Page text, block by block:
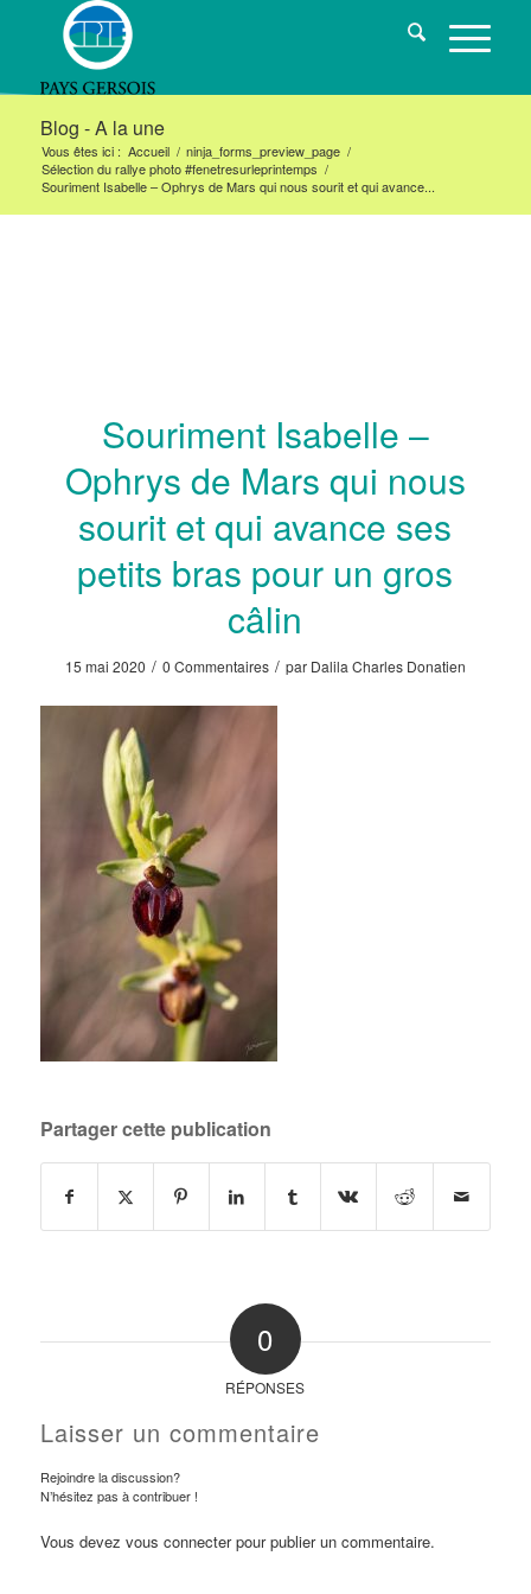
Blog - A la une
Vous êtes ici : Accueil / ninja_forms_preview_page /
Sélection du rallye photo #fenetresurleprintemps /
Souriment Isabelle – Ophrys de Mars qui nous sourit et qui avance...
Souriment Isabelle –
Ophrys de Mars qui nous
sourit et qui avance ses
petits bras pour un gros
câlin
15 mai 2020 / 0 Commentaires / par Dalila Charles Donatien
Partager cette publication
0
RÉPONSES
Laisser un commentaire
Rejoindre la discussion?
N’hésitez pas à contribuer !
Vous devez vous connecterpour publier un commentaire.